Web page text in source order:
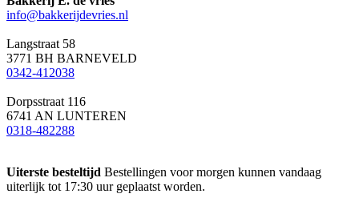
info@bakkerijdevries.nl
Langstraat 58
3771 BH BARNEVELD
0342-412038
Dorpsstraat 116
6741 AN LUNTEREN
0318-482288
Uiterste besteltijd Bestellingen voor morgen kunnen vandaag
uiterlijk tot 17:30 uur geplaatst worden.